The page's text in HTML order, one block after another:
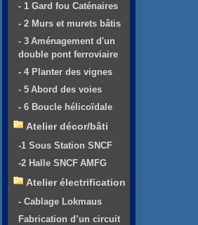
- 1 Gard fou Caténaires
- 2 Murs et murets bâtis
- 3 Aménagement d'un
double pont ferroviaire
- 4 Planter des vignes
- 5 Abord des voies
- 6 Boucle hélicoïdale
Atelier décor/bâti
-1 Sous Station SNCF
-2 Halle SNCF AMFG
Atelier électrification
- Cablage Lokmaus
Fabrication d’un circuit